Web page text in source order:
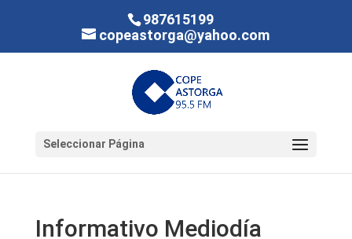
987615199
copeastorga@yahoo.com
Seleccionar Página
Informativo Mediodía